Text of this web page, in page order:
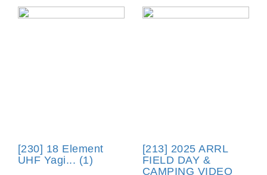
[230] 18 Element
UHF Yagi... (1)
[213] 2025 ARRL
FIELD DAY &
CAMPING VIDEO